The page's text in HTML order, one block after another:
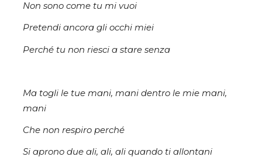
Non sono come tu mi vuoi
Pretendi ancora gli occhi miei
Perché tu non riesci a stare senza
Ma togli le tue mani, mani dentro le mie mani,
mani
Che non respiro perché
Si aprono due ali, ali, ali quando ti allontani